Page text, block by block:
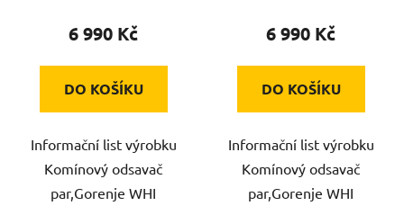
6 990 Kč
DO KOŠÍKU
Informační list výrobku
Komínový odsavač
par,Gorenje WHI
6 990 Kč
DO KOŠÍKU
Informační list výrobku
Komínový odsavač
par,Gorenje WHI